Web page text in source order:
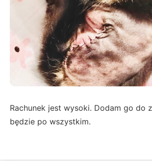
Rachunek jest wysoki. Dodam go do
będzie po wszystkim.